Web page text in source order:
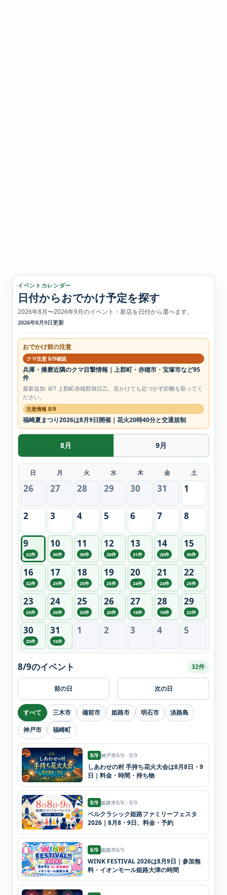
イベントカレンダー
日付からおでかけ予定を探す
2026年8月〜2026年9月のイベント・新店を日付から選べます。
2026年8月9日更新
おでかけ前の注意
クマ注意 8/9確認
兵庫・播磨近隣のクマ目撃情報｜上郡町・赤穂市・宝塚市など95
件
最新追加: 8/7 上郡町赤穂郡旭日乙。見かけても近づかず距離を取ってく
ださい。
注意情報 8/9
福崎夏まつり2026は8月9日開催｜花火20時40分と交通規制
8月 9月
日 月 火 水 木 金 土
26 27 28 29 30 31 1
2 3 4 5 6 7 8
9
32件
10
30件
11
30件
12
28件
13
31件
14
28件
15
30件
16
32件
17
25件
18
25件
19
25件
20
24件
21
24件
22
25件
23
25件
24
20件
25
20件
26
20件
27
19件
28
19件
29
22件
30
20件
31
15件
1 2 3 4 5
前の日
8/9のイベント 32件
次の日
すべて 三木市 備前市 姫路市 明石市
淡路島
神戸市
福崎町
8/9 神戸市8/8・8/9
しあわせの村 手持ち花火大会は8月8日・9
日｜料金・時間・持ち物
8/9 姫路市8/8・8/9
ベルクラシック姫路ファミリーフェスタ
2026｜8月8・9日、料金・予約
8/9 姫路市8/9
WINK FESTIVAL 2026は8月9日｜参加無
料・イオンモール姫路大津の時間